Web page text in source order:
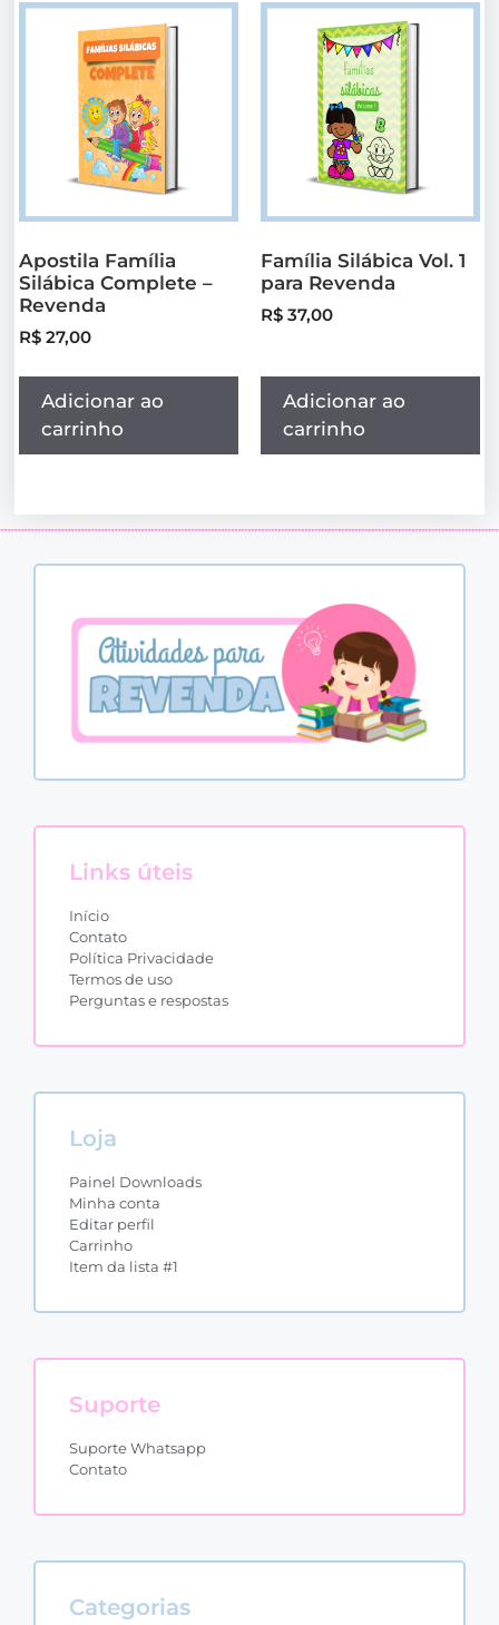
Apostila Família
Silábica Complete –
Revenda
R$ 27,00
Adicionar ao
carrinho
Família Silábica Vol. 1
para Revenda
R$ 37,00
Adicionar ao
carrinho
Links úteis
Início
Contato
Política Privacidade
Termos de uso
Perguntas e respostas
Loja
Painel Downloads
Minha conta
Editar perfil
Carrinho
Item da lista #1
Suporte
Suporte Whatsapp
Contato
Categorias